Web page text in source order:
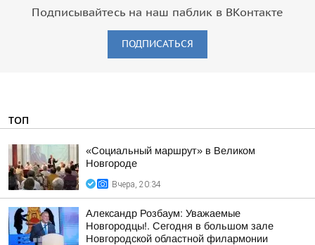
Подписывайтесь на наш паблик в ВКонтакте
ПОДПИСАТЬСЯ
ТОП
«Социальный маршрут» в Великом
Новгороде
Вчера, 20:34
Александр Розбаум: Уважаемые
Новгородцы!. Сегодня в большом зале
Новгородской областной филармонии